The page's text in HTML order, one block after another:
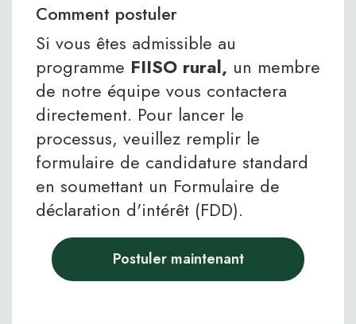
Comment postuler
Si vous êtes admissible au
programme FIISO rural, un membre
de notre équipe vous contactera
directement. Pour lancer le
processus, veuillez remplir le
formulaire de candidature standard
en soumettant un Formulaire de
déclaration d'intérêt (FDD).
Postuler maintenant